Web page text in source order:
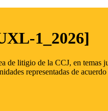
1_2026]
de litigio de la CCJ, en
representadas de